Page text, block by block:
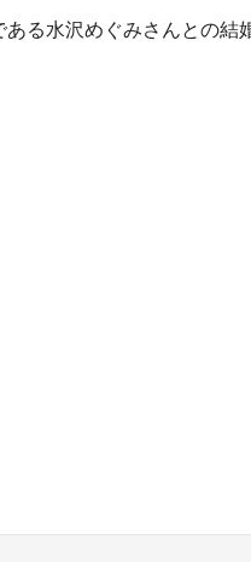
る水沢めぐみさんとの結